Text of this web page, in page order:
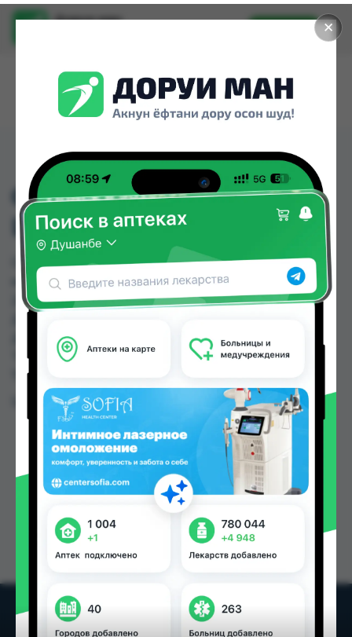
✕
Доруи ман
Установить
СОЛПАДЕИН ФАСТ ТБ
ШИП 65МГ/500МГ №24
СОЛПАДЕИН ФАСТ ТБ ШИП 65МГ/500МГ №24
можно купить или заказать в аптеках, Аптека +
24/7, Аптека Алфавит, Дорухона Аптечка-TJ №3,
Дорухонаи Ёқуб, Дусти Фарма по цене от 36.00
TJS до 100.00 TJS в Душанбе и других городах
Таджикистана
Цена: от36.00 TJS